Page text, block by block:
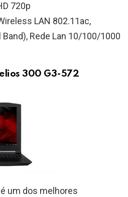
720p
LAN 802.11ac,
Rede Lan 10/100/1000
300 G3-572
um dos melhores